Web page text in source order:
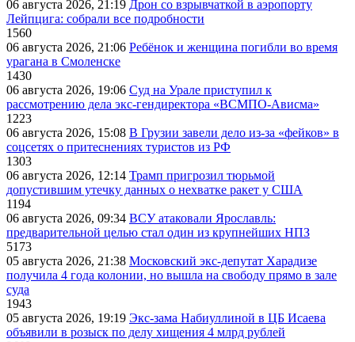
06 августа 2026, 21:19 Дрон со взрывчаткой в аэропорту
Лейпцига: собрали все подробности
1560
06 августа 2026, 21:06 Ребёнок и женщина погибли во время
урагана в Смоленске
1430
06 августа 2026, 19:06 Суд на Урале приступил к
рассмотрению дела экс-гендиректора «ВСМПО-Ависма»
1223
06 августа 2026, 15:08 В Грузии завели дело из-за «фейков» в
соцсетях о притеснениях туристов из РФ
1303
06 августа 2026, 12:14 Трамп пригрозил тюрьмой
допустившим утечку данных о нехватке ракет у США
1194
06 августа 2026, 09:34 ВСУ атаковали Ярославль:
предварительной целью стал один из крупнейших НПЗ
5173
05 августа 2026, 21:38 Московский экс-депутат Харадизе
получила 4 года колонии, но вышла на свободу прямо в зале
суда
1943
05 августа 2026, 19:19 Экс-зама Набиуллиной в ЦБ Исаева
объявили в розыск по делу хищения 4 млрд рублей